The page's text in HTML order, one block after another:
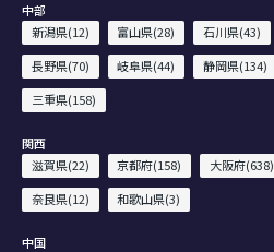
中部
新潟県(12)
富山県(28) 石川県(43)
長野県(70)
岐阜県(44) 静岡県(134)
三重県(158)
関西
滋賀県(22)
京都府(158) 大阪府(638)
奈良県(12)
和歌山県(3)
中国